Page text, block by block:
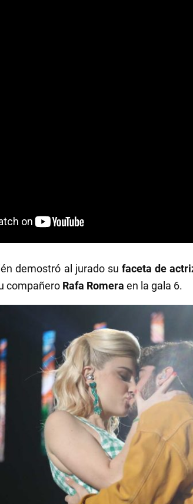
demostró al jurado sufaceta de
compañero Rafa Romera en la gala 6.